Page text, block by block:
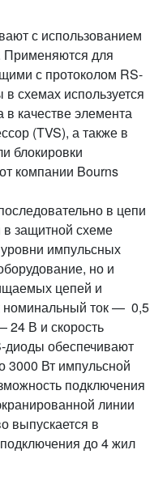
с использованием
Применяются для
с протоколом RS-
схемах используется
в качестве элемента
(TVS), а также в
блокировки
компании Bourns
в цепи
защитной схеме
импульсных
но и
цепей и
номинальный ток — 0,5
В и скорость
обеспечивают
3000 Вт импульсной
подключения
линии
выпускается в
до 4 жил